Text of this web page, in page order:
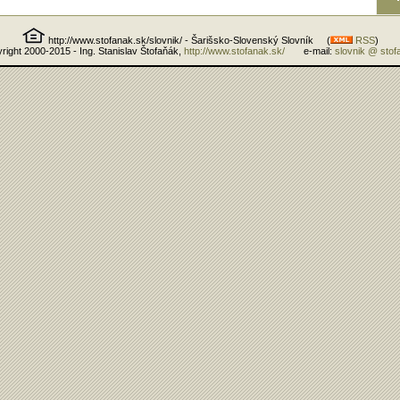
http://www.stofanak.sk/slovnik/ - Šarišsko-Slovenský Slovník ( RSS)
2000-2015 - Ing. Stanislav Štofaňák,
http://www.stofanak.sk/e-mail: slovnik @